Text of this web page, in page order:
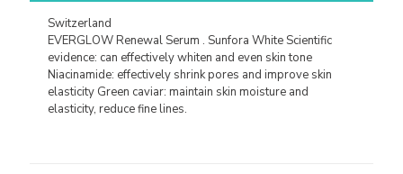
Switzerland
EVERGLOW Renewal Serum . Sunfora White Scientific
evidence: can effectively whiten and even skin tone
Niacinamide: effectively shrink pores and improve skin
elasticity Green caviar: maintain skin moisture and
elasticity, reduce fine lines.